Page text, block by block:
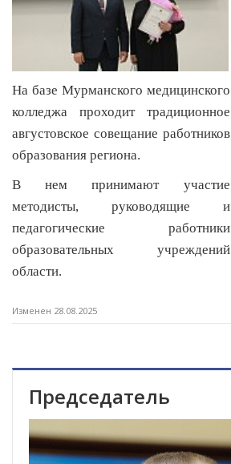
На базе Мурманского медицинского
колледжа проходит традиционное
августовское совещание работников
образования региона.
В нем принимают участие
методисты, руководящие и
педагогические работники
образовательных учреждений
области.
Изменен 28.08.2025
Председатель